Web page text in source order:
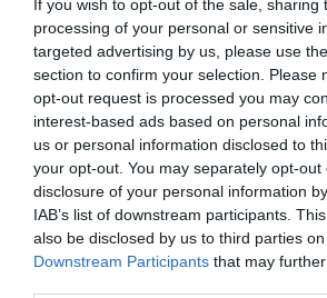
If you wish to opt-out of the sale, sharing
processing of your personal or sensitive
targeted advertising by us, please use
section to confirm your selection. Please
opt-out request is processed you may
interest-based ads based on personal
us or personal information disclosed to
your opt-out. You may separately opt-
disclosure of your personal information
IAB’s list of downstream participants.
also be disclosed by us to third parties
Downstream Participants that may
fazon közül lehet válogatni. A fehér
előnye, hogy nem kötődik szorosan
Viselhető reggeli beülős kávéhoz,
laza városi sétához vagy nyaralás
igazán jól, ha nem túlgondolt az
nadrág, egy trikó, egy napszemüveg,
az a fajta nyári könnyedség, amit
minden percben.
Mikor érdemes a klasszikus fekete
mellett dönteni?